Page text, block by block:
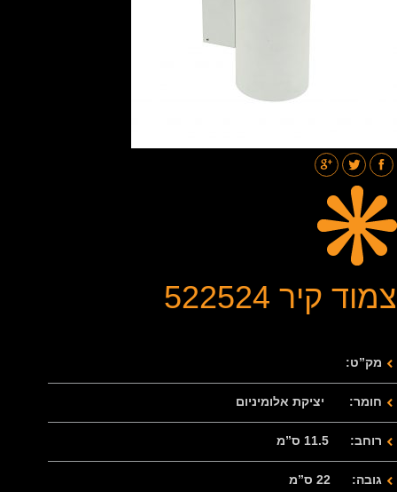
צמוד קיר 522524
מק”ט:
חומר: יציקת אלומיניום
רוחב: 11.5 ס”מ
גובה: 22 ס”מ